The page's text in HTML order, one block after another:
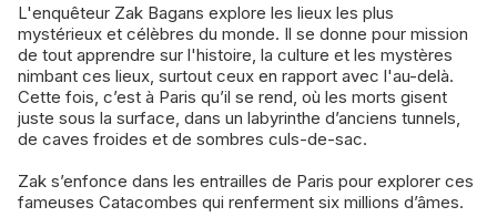
L'enquêteur Zak Bagans explore les lieux les plus
mystérieux et célèbres du monde. Il se donne pour mission
de tout apprendre sur l'histoire, la culture et les mystères
nimbant ces lieux, surtout ceux en rapport avec l'au-delà.
Cette fois, c’est à Paris qu’il se rend, où les morts gisent
juste sous la surface, dans un labyrinthe d’anciens tunnels,
de caves froides et de sombres culs-de-sac.
Zak s’enfonce dans les entrailles de Paris pour explorer ces
fameuses Catacombes qui renferment six millions d’âmes.